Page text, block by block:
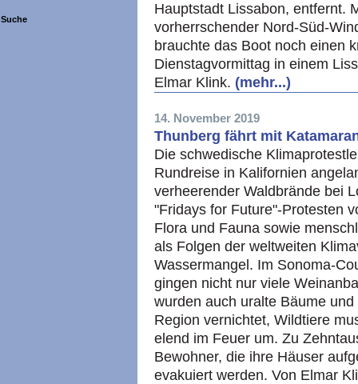
Suche
Hauptstadt Lissabon, entfernt.
vorherrschender Nord-Süd-
brauchte das Boot noch einen
Dienstagvormittag in einem
Elmar Klink. (mehr...)
14. November 2019
Thunberg fährt mit
Die schwedische
Rundreise in Kalifornien
verheerender Waldbrände bei
"Fridays for Future"-Protesten
Flora und Fauna sowie
als Folgen der weltweiten
Wassermangel. Im Sonoma-
gingen nicht nur viele
wurden auch uralte Bäume
Region vernichtet, Wildtiere
elend im Feuer um. Zu
Bewohner, die ihre Häuser
evakuiert werden. Von Elmar